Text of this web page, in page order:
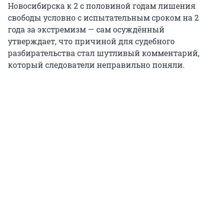
Новосибирска к 2 с половиной годам лишения
свободы условно с испытательным сроком на 2
года за экстремизм — сам осуждённый
утверждает, что причиной для судебного
разбирательства стал шутливый комментарий,
который следователи неправильно поняли.